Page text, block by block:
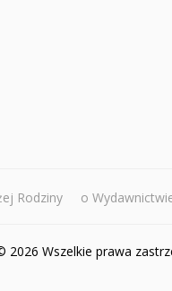
Rodziny o
2026 Wszelkie prawa